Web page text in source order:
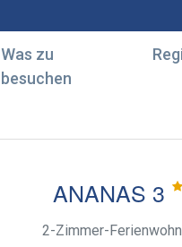
Was zu
besuchen
ANANAS 3
2-Zimmer-